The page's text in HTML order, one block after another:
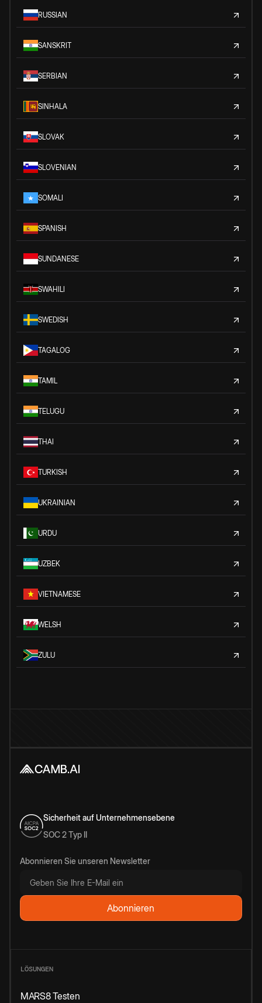
RUSSIAN
SANSKRIT
SERBIAN
SINHALA
SLOVAK
SLOVENIAN
SOMALI
SPANISH
SUNDANESE
SWAHILI
SWEDISH
TAGALOG
TAMIL
TELUGU
THAI
TURKISH
UKRAINIAN
URDU
UZBEK
VIETNAMESE
WELSH
ZULU
Sicherheit auf Unternehmensebene
SOC 2 Typ II
Abonnieren Sie unseren Newsletter
LÖSUNGEN
MARS8 Testen